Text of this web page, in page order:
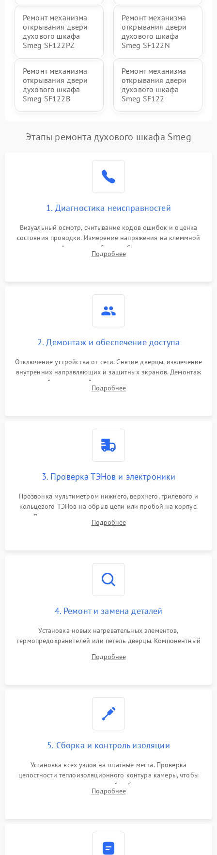
Ремонт механизма
открывания двери
духового шкафа
Smeg SF122PZ
Ремонт механизма
открывания двери
духового шкафа
Smeg SF122N
Ремонт механизма
открывания двери
духового шкафа
Smeg SF122B
Ремонт механизма
открывания двери
духового шкафа
Smeg SF122
Этапы ремонта духового шкафа Smeg
1. Диагностика неисправностей
Визуальный осмотр, считывание кодов ошибок и оценка
состояния проводки. Измерение напряжения на клеммной
колодке. Анализ жалоб на проблемы с нагревом,
конвекцией, панелью управления или блокировкой дверцы.
Подробнее
2. Демонтаж и обеспечение доступа
Отключение устройства от сети. Снятие дверцы, извлечение
внутренних направляющих и защитных экранов. Демонтаж
задней или верхней панели для прямого доступа к
нагревательным элементам, плате и вентиляторам.
Подробнее
3. Проверка ТЭНов и электроники
Прозвонка мультиметром нижнего, верхнего, грилевого и
кольцевого ТЭНов на обрыв цепи или пробой на корпус.
Диагностика термостата, датчиков температуры,
переключателя режимов и мотора конвекции.
Подробнее
4. Ремонт и замена деталей
Установка новых нагревательных элементов,
термопредохранителей или петель дверцы. Компонентный
выгоревших реле, восстановление контактов и замена
Подробнее
5. Сборка и контроль изоляции
Установка всех узлов на штатные места. Проверка
целостности теплоизоляционного контура камеры, чтобы
исключить перегрев кухонной мебели и потерю тепла.
Надежная фиксация клемм и сборка корпуса шкафа.
Подробнее